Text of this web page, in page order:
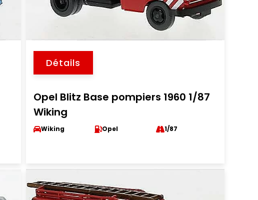
Détails
Opel Blitz Base pompiers 1960 1/87
Wiking
Wiking Opel 1/87